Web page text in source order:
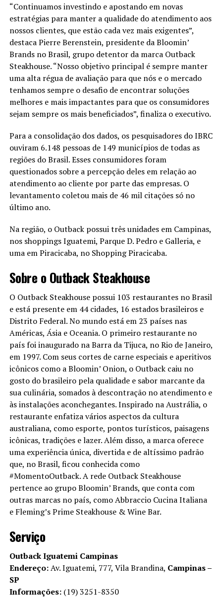
“Continuamos investindo e apostando em novas
estratégias para manter a qualidade do atendimento aos
nossos clientes, que estão cada vez mais exigentes”,
destaca Pierre Berenstein, presidente da Bloomin’
Brands no Brasil, grupo detentor da marca Outback
Steakhouse. “Nosso objetivo principal é sempre manter
uma alta régua de avaliação para que nós e o mercado
tenhamos sempre o desafio de encontrar soluções
melhores e mais impactantes para que os consumidores
sejam sempre os mais beneficiados”, finaliza o executivo.
Para a consolidação dos dados, os pesquisadores do IBRC
ouviram 6.148 pessoas de 149 municípios de todas as
regiões do Brasil. Esses consumidores foram
questionados sobre a percepção deles em relação ao
atendimento ao cliente por parte das empresas. O
levantamento coletou mais de 46 mil citações só no
último ano.
Na região, o Outback possui três unidades em Campinas,
nos shoppings Iguatemi, Parque D. Pedro e Galleria, e
uma em Piracicaba, no Shopping Piracicaba.
Sobre o Outback Steakhouse
O Outback Steakhouse possui 103 restaurantes no Brasil
e está presente em 44 cidades, 16 estados brasileiros e
Distrito Federal. No mundo está em 23 países nas
Américas, Ásia e Oceania. O primeiro restaurante no
país foi inaugurado na Barra da Tijuca, no Rio de Janeiro,
em 1997. Com seus cortes de carne especiais e aperitivos
icônicos como a Bloomin’ Onion, o Outback caiu no
gosto do brasileiro pela qualidade e sabor marcante da
sua culinária, somados à descontração no atendimento e
às instalações aconchegantes. Inspirado na Austrália, o
restaurante enfatiza vários aspectos da cultura
australiana, como esporte, pontos turísticos, paisagens
icônicas, tradições e lazer. Além disso, a marca oferece
uma experiência única, divertida e de altíssimo padrão
que, no Brasil, ficou conhecida como
#MomentoOutback. A rede Outback Steakhouse
pertence ao grupo Bloomin’ Brands, que conta com
outras marcas no país, como Abbraccio Cucina Italiana
e Fleming’s Prime Steakhouse & Wine Bar.
Serviço
Outback Iguatemi Campinas
Endereço:Av. Iguatemi, 777, Vila Brandina, Campinas –
SP
Informações: (19) 3251-8350